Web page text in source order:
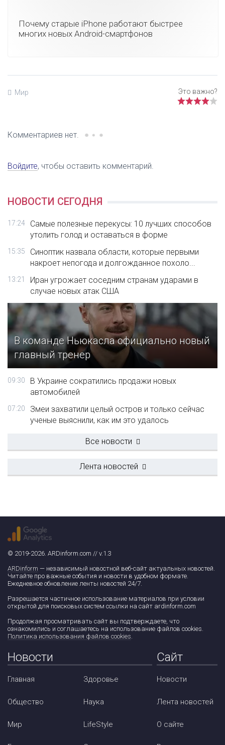
Почему старые iPhone работают быстрее
многих новых Android-смартфонов
Мир
Комментариев нет.
Войдите, чтобы оставить комментарий.
НОВОСТИ СЕГОДНЯ
17:24
Самые полезные перекусы: 10 лучших способов
утолить голод и оставаться в форме
15:35
Синоптик назвала области, которые первыми
накроет непогода и долгожданное похоло...
13:21
Иран угрожает соседним странам ударами в
случае новых атак США
В команде Ньюкасла официально новый
главный тренер
09:30
В Украине сократились продажи новых
автомобилей
07:20
Змеи захватили целый остров и только сейчас
ученые выяснили, как им это удалось
Все новости
Лента новостей
© 2019-2026. ARDinform.com // v.1.3
ARDinform — независимый новостной веб-сайт актуальных новостей.
Читайте про важные события и новости в удобном формате.
Ежедневное обновление ленты новостей 24/7.
Разрешается частичное использование материалов при условии
открытой для поисковых систем ссылки на сайт ardinform.com
Продолжая просматривать сайт вы подтверждаете, что
ознакомились и соглашаетесь на использование файлов cookies.
Политика использования файлов cookies.
Новости
Главная
Общество
Мир
Здоровье
Наука
LifeStyle
Сайт
Новости
Лента новостей
О сайте